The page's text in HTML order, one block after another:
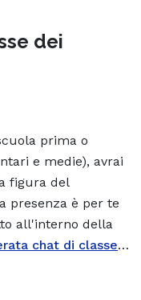
dei
prima o
e medie), avrai
figura del
presenza è per te
all'interno della
chat di classe…